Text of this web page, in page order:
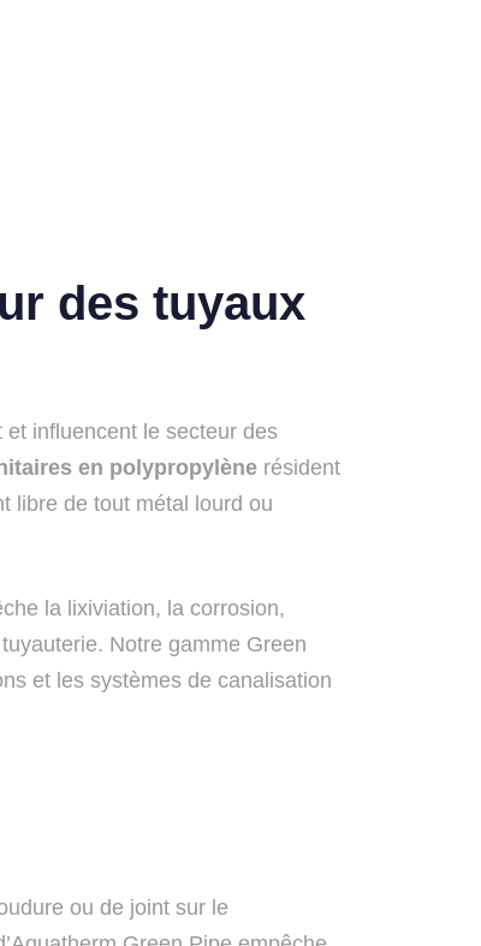
des tuyaux
et influencent le secteur des
en polypropylène résident
libre de tout métal lourd ou
la lixiviation, la corrosion,
Notre gamme Green
et les systèmes de canalisation
ou de joint sur le